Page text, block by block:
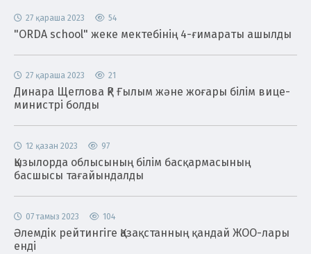
27 қараша 2023 54
"ORDA school" жеке мектебінің 4-ғимараты ашылды
27 қараша 2023 21
Динара Щеглова ҚР Ғылым және жоғары білім вице-
министрі болды
12 қазан 2023 97
Қызылорда облысының білім басқармасының
басшысы тағайындалды
07 тамыз 2023 104
Әлемдік рейтингіге Қазақстанның қандай ЖОО-лары
енді